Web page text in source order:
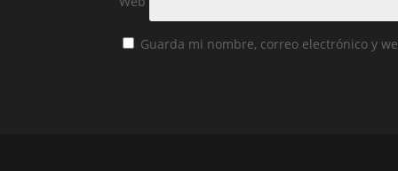
Guarda mi nombre, correo electrónico y